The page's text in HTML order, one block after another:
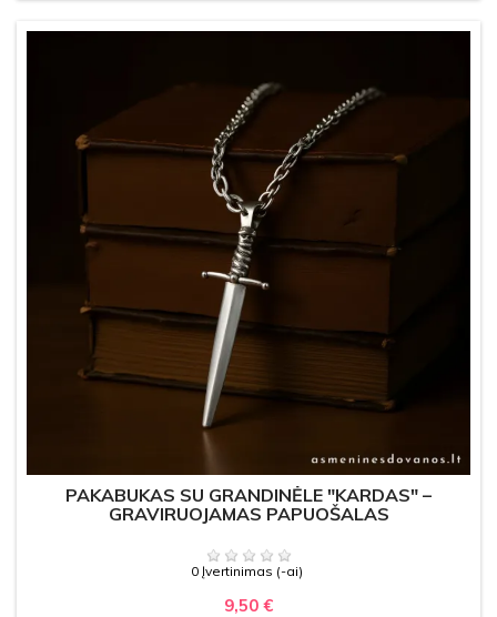
PAKABUKAS SU GRANDINĖLE "KARDAS" –
GRAVIRUOJAMAS PAPUOŠALAS
0 Įvertinimas (-ai)
9,50 €